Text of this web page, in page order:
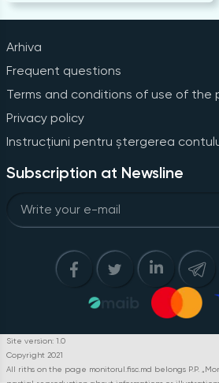
Arhiva
Frequent questions
Terms and conditions of use of the
Privacy policy
Instrucțiuni pentru ștergerea
Subscription at Newsline
Site version: 1.0
Copyright 2021
All riths on the page monitorul.fisc.md belongs P.P.